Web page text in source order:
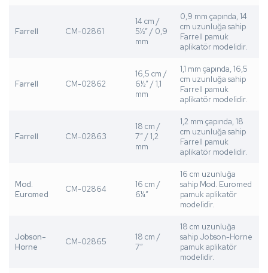
Farrell CM-02861
14 cm /
5½” / 0,9
mm
0,9 mm çapında, 14
cm uzunluğa sahip
Farrell pamuk
aplikatör modelidir.
Farrell CM-02862
16,5 cm /
6½” / 1,1
mm
1,1 mm çapında, 16,5
cm uzunluğa sahip
Farrell pamuk
aplikatör modelidir.
Farrell CM-02863
18 cm /
7” / 1,2
mm
1,2 mm çapında, 18
cm uzunluğa sahip
Farrell pamuk
aplikatör modelidir.
Mod.
Euromed
CM-02864
16 cm /
6¼”
16 cm uzunluğa
sahip Mod. Euromed
pamuk aplikatör
modelidir.
Jobson-
Horne
CM-02865
18 cm /
7”
18 cm uzunluğa
sahip Jobson-Horne
pamuk aplikatör
modelidir.